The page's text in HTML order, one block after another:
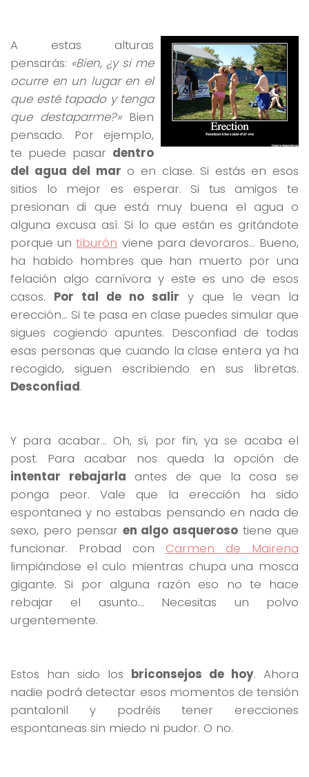
A estas alturas
pensarás: «Bien, ¿y si me
ocurre en un lugar en el
que esté tapado y tenga
que destaparme?»Bien
pensado. Por ejemplo,
te puede pasar dentro
del agua del mar o en clase. Si estás en esos
sitios lo mejor es esperar. Si tus amigos te
presionan di que está muy buena el agua o
alguna excusa así. Si lo que están es gritándote
porque untiburón viene para devoraros… Bueno,
ha habido hombres que han muerto por una
felación algo carnívora y este es uno de esos
casos. Por tal de no salir y que le vean la
erección… Si te pasa en clase puedes simular que
sigues cogiendo apuntes. Desconfiad de todas
esas personas que cuando la clase entera ya ha
recogido, siguen escribiendo en sus libretas.
Desconfiad.
Y para acabar… Oh, sí, por fin, ya se acaba el
post. Para acabar nos queda la opción de
intentar rebajarla antes de que la cosa se
ponga peor. Vale que la erección ha sido
espontanea y no estabas pensando en nada de
sexo, pero pensar en algo asqueroso tiene que
funcionar. Probad con Carmen de Mairena
limpiándose el culo mientras chupa una mosca
gigante. Si por alguna razón eso no te hace
rebajar el asunto… Necesitas un polvo
urgentemente.
Estos han sido los briconsejos de hoy. Ahora
nadie podrá detectar esos momentos de tensión
pantalonil y podréis tener erecciones
espontaneas sin miedo ni pudor. O no.